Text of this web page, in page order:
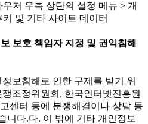
우저 우측 상단의 설정 메뉴 > 개
및 기타 사이트 데이터
보호 책임자 지정 및 권익침해
보침해로 인한 구제를 받기 위
조정위원회, 한국인터넷진흥원
센터 등에 분쟁해결이나 상담 등
니다.다. 이 밖에 기타 개인정보